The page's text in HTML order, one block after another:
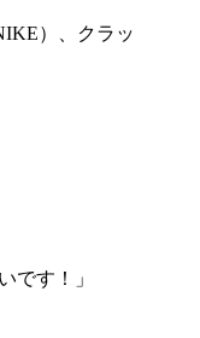
）、クラッ
です！」